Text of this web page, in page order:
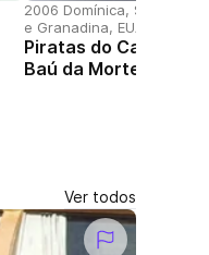
2006 Domínica, São
e Granadina, EUA
Piratas do Caribe: O
Baú da Morte
Ver todos